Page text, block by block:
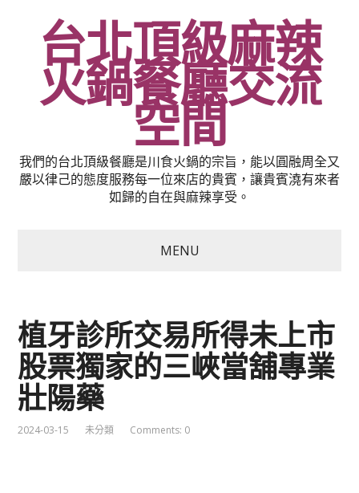
台北頂級麻辣
火鍋餐廳交流
空間
我們的台北頂級餐廳是川食火鍋的宗旨，能以圓融周全又
嚴以律己的態度服務每一位來店的貴賓，讓貴賓澆有來者
如歸的自在與麻辣享受。
MENU
植牙診所交易所得未上市
股票獨家的三峽當舖專業
壯陽藥
2024-03-15 未分類 Comments: 0